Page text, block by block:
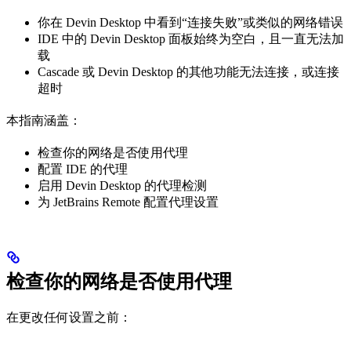
你在 Devin Desktop 中看到“连接失败”或类似的网络错误
IDE 中的 Devin Desktop 面板始终为空白，且一直无法加
载
Cascade 或 Devin Desktop 的其他功能无法连接，或连接
超时
本指南涵盖：
检查你的网络是否使用代理
配置 IDE 的代理
启用 Devin Desktop 的代理检测
为 JetBrains Remote 配置代理设置
检查你的网络是否使用代理
在更改任何设置之前：